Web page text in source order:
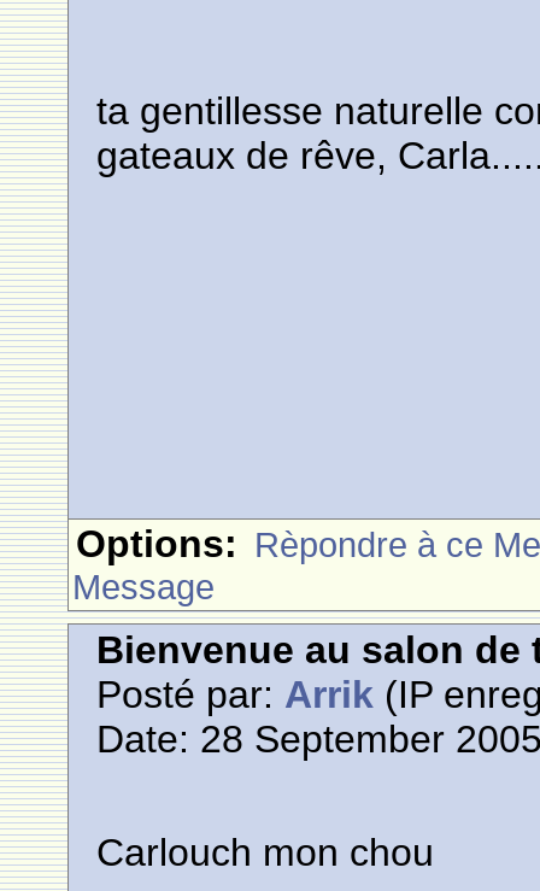
ta gentillesse naturelle
gateaux de rêve,
Options: Rèpondre à ce
Message
Bienvenue au salon de
Posté par: Arrik (IP
Date: 28 September
Carlouch mon chou